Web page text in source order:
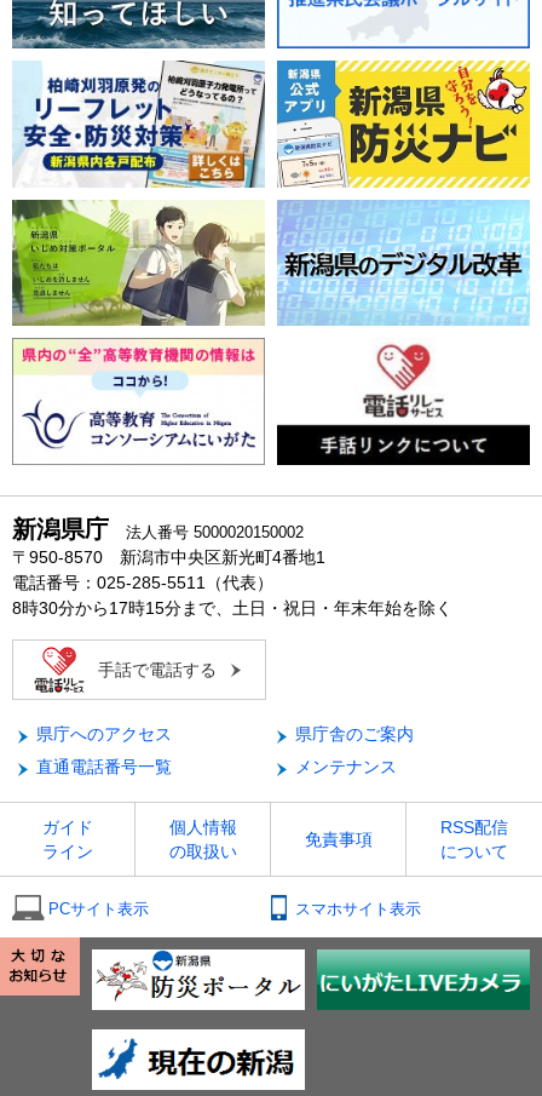
新潟県庁 法人番号 5000020150002
〒950-8570 新潟市中央区新光町4番地1
電話番号：025-285-5511（代表）
8時30分から17時15分まで、土日・祝日・年末年始を除く
手話で電話する
県庁へのアクセス
県庁舎のご案内
直通電話番号一覧
メンテナンス
ガイド
ライン
個人情報
の取扱い
免責事項
RSS配信
について
PCサイト表示 スマホサイト表示